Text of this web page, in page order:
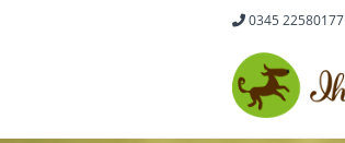
0345 22580177